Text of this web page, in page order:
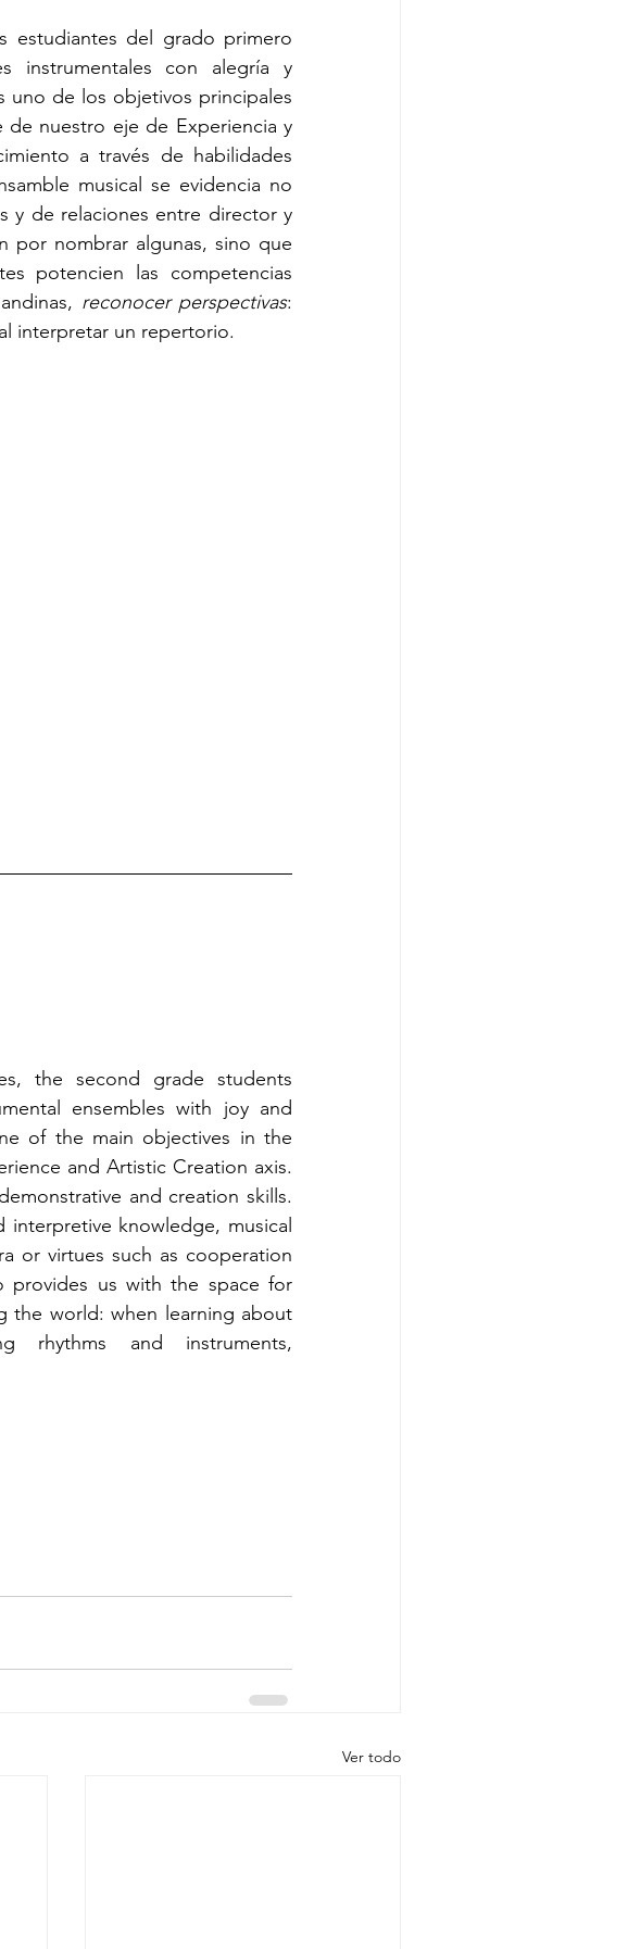
estudiantes del grado primero
instrumentales con alegría y
uno de los objetivos principales
nuestro eje de Experiencia y
a través de habilidades
musical se evidencia no
y de relaciones entre director y
por nombrar algunas, sino que
potencien las competencias
reconocer perspectivas:
interpretar un repertorio.
the second grade students
ensembles with joy and
of the main objectives in the
and Artistic Creation axis.
and creation skills.
knowledge, musical
or virtues such as cooperation
provides us with the space for
the world: when learning about
rhythms and instruments,
Ver todo